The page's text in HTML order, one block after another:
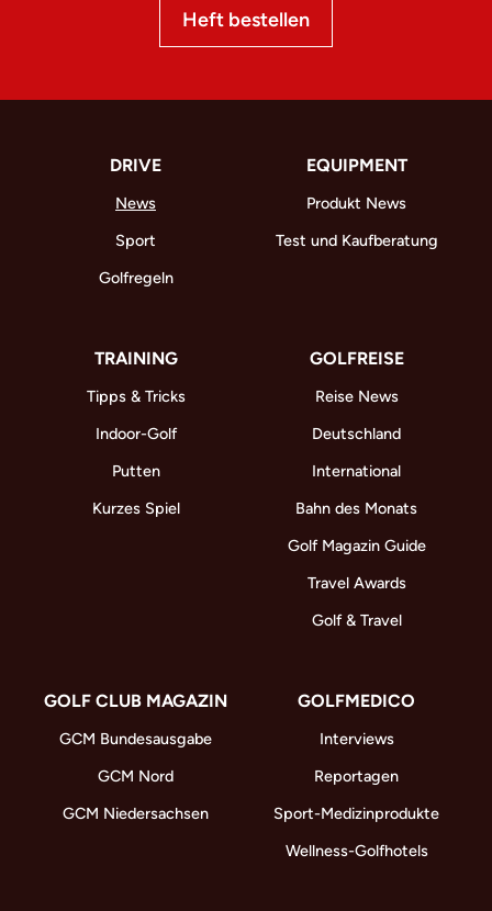
Heft bestellen
DRIVE
News
Sport
Golfregeln
EQUIPMENT
Produkt News
Test und Kaufberatung
TRAINING
Tipps & Tricks
Indoor-Golf
Putten
Kurzes Spiel
GOLFREISE
Reise News
Deutschland
International
Bahn des Monats
Golf Magazin Guide
Travel Awards
Golf & Travel
GOLF CLUB MAGAZIN
GCM Bundesausgabe
GCM Nord
GCM Niedersachsen
GOLFMEDICO
Interviews
Reportagen
Sport-Medizinprodukte
Wellness-Golfhotels